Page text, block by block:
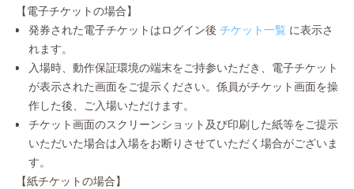
【電子チケットの場合】
発券された電子チケットはログイン後 チケット一覧 に表示さ
れます。
入場時、動作保証環境の端末をご持参いただき、電子チケット
が表示された画面をご提示ください。係員がチケット画面を操
作した後、ご入場いただけます。
チケット画面のスクリーンショット及び印刷した紙等をご提示
いただいた場合は入場をお断りさせていただく場合がございま
す。
【紙チケットの場合】